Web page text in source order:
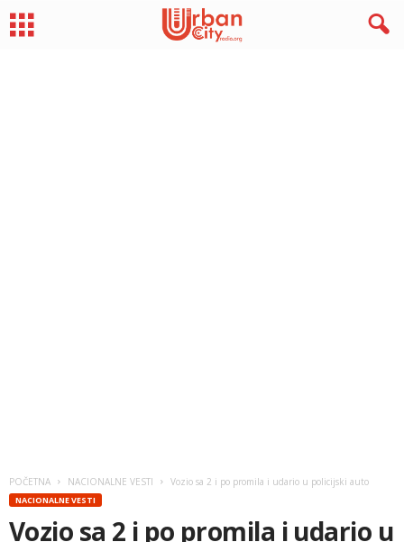
POČETNA NACIONALNE VESTI Vozio sa 2 i po promila i udario u policijski auto
NACIONALNE VESTI
Vozio sa 2 i po promila i udario u